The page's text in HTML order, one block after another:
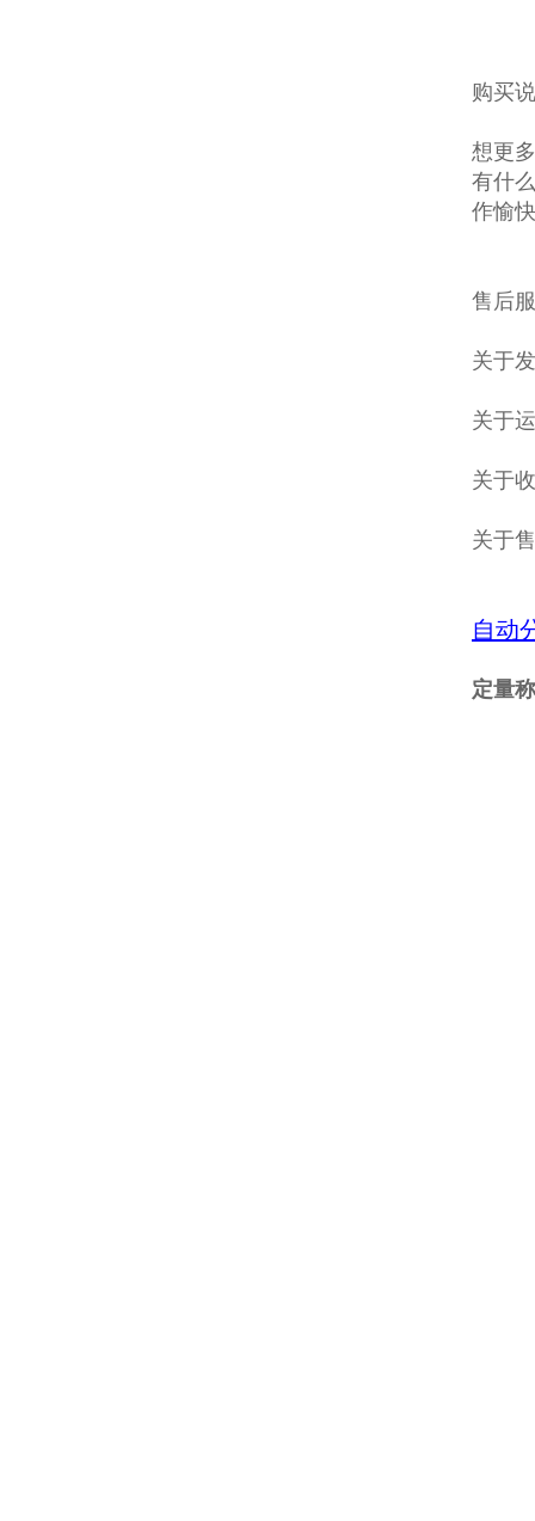
购买
想更
有什
作愉
售后
关于
关于
关于
关于
自动
定量